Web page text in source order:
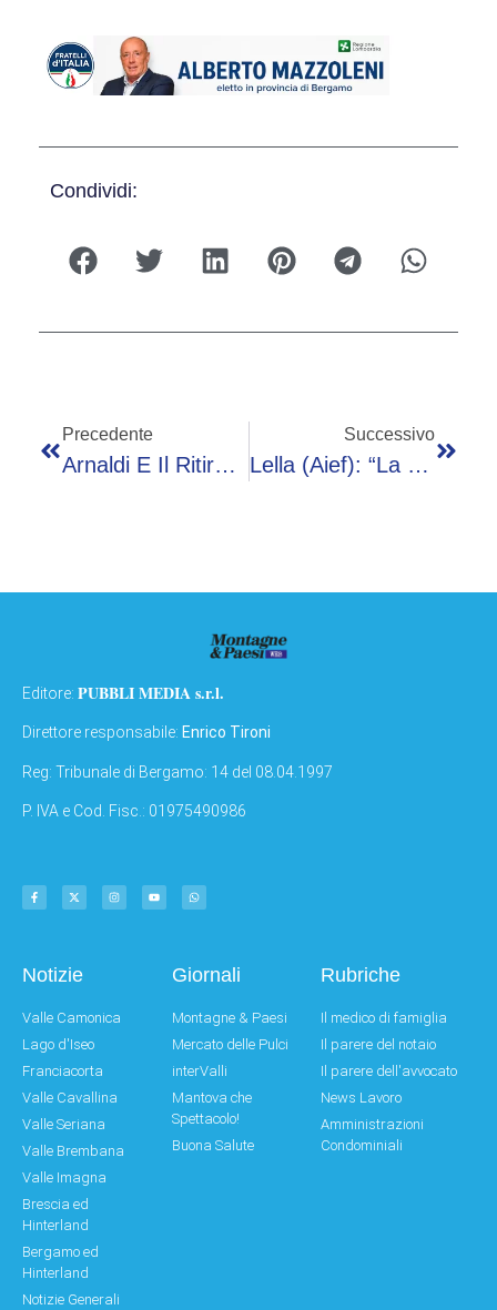
Condividi:
Precedente
Arnaldi E Il Ritiro Dal Roland Garros: “Non Ho Mangiato Per Due Giorni”
Successivo
Lella (Aief): “La Gen Z Privilegia Esperienze E Sostenibilità”
Editore: PUBBLI MEDIA s.r.l.
Direttore responsabile: Enrico Tironi
Reg: Tribunale di Bergamo: 14 del 08.04.1997
P. IVA e Cod. Fisc.: 01975490986
Notizie
Valle Camonica
Lago d'Iseo
Franciacorta
Valle Cavallina
Valle Seriana
Valle Brembana
Valle Imagna
Brescia ed
Hinterland
Bergamo ed
Hinterland
Notizie Generali
Giornali
Montagne & Paesi
Mercato delle Pulci
interValli
Mantova che
Spettacolo!
Buona Salute
Rubriche
Il medico di famiglia
Il parere del notaio
Il parere dell'avvocato
News Lavoro
Amministrazioni
Condominiali